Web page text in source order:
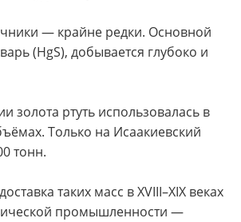
— крайне редки. Основной
(HgS), добывается глубоко и
золота ртуть использовалась в
Только на Исаакиевский
тонн.
таких масс в XVIII–XIX веках
промышленности —